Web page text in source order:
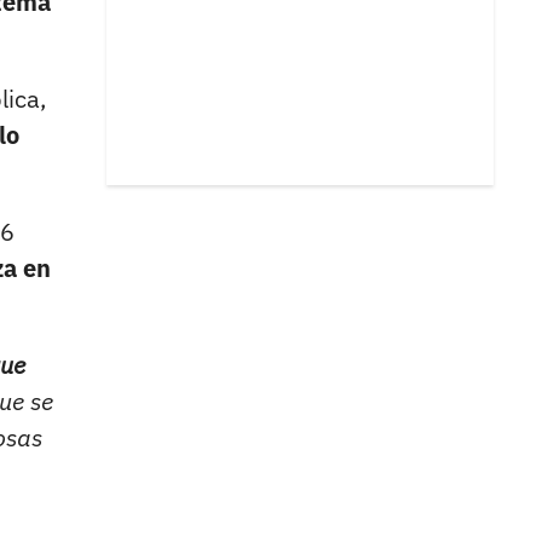
en
se